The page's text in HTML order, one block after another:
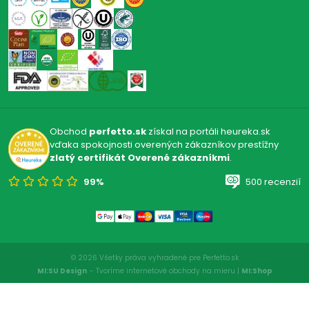
Obchod perfetto.skzískal na portáli heureka.sk
vďaka spokojnosti overených zákazníkov prestížny
zlatý certifikát Overené zákazníkmi.
99%
500 recenzií
© 2026 Všetky práva vyhradené pre Perfetto.sk
MI:SU Design - Tvoríme internetové obchody na mieru | MI:Shop